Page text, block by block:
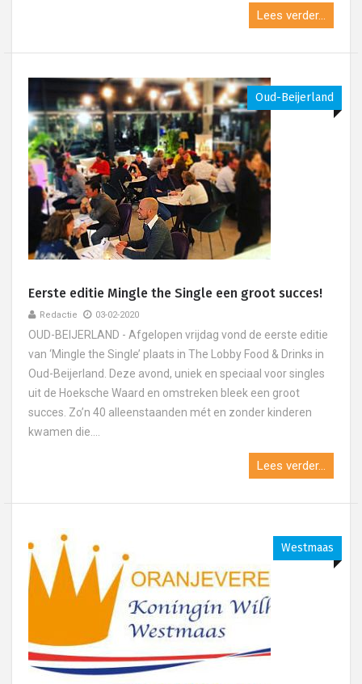
Lees verder...
Oud-Beijerland
Eerste editie Mingle the Single een groot succes!
Redactie 03-02-2020
OUD-BEIJERLAND - Afgelopen vrijdag vond de eerste editie
van ‘Mingle the Single’ plaats in The Lobby Food & Drinks in
Oud-Beijerland. Deze avond, uniek en speciaal voor singles
uit de Hoeksche Waard en omstreken bleek een groot
succes. Zo’n 40 alleenstaanden mét en zonder kinderen
kwamen die....
Lees verder...
Westmaas